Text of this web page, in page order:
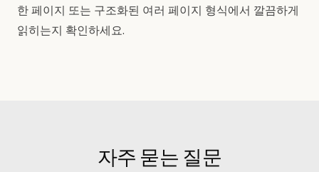
한 페이지 또는 구조화된 여러 페이지 형식에서 깔끔하게
읽히는지 확인하세요.
자주 묻는 질문